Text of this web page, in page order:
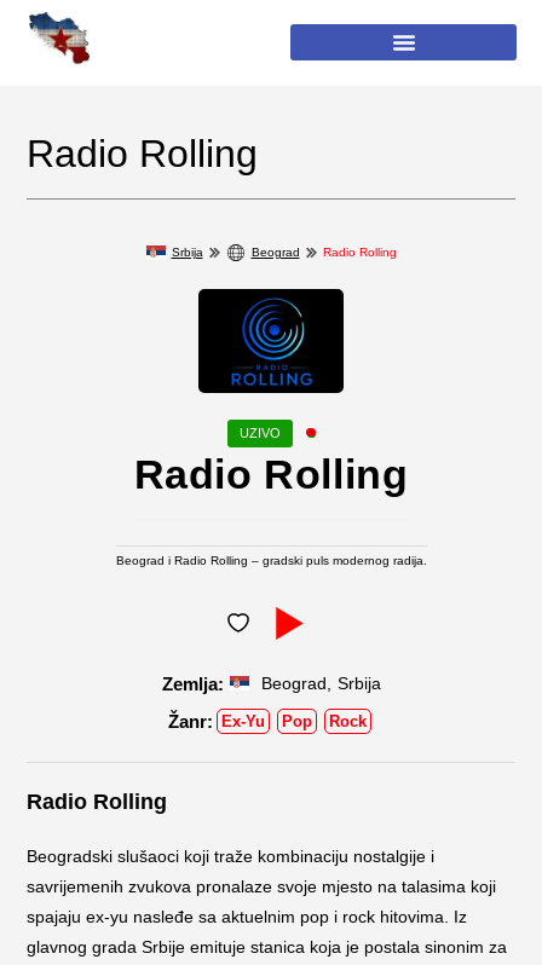
Radio Rolling
Srbija Beograd Radio Rolling
Radio Rolling
Beograd i Radio Rolling – gradski puls modernog radija.
Beograd Srbija
Ex-Yu Pop Rock
Radio Rolling
Beogradski slušaoci koji traže kombinaciju nostalgije i
savrijemenih zvukova pronalaze svoje mjesto na talasima koji
spajaju ex-yu nasleđe sa aktuelnim pop i rock hitovima. Iz
glavnog grada Srbije emituje stanica koja je postala sinonim za